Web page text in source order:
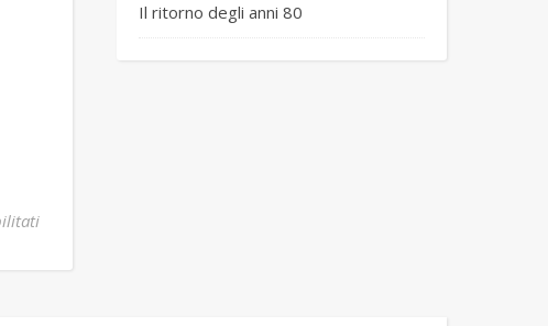
su BLACK 2
Il ritorno degli anni 80